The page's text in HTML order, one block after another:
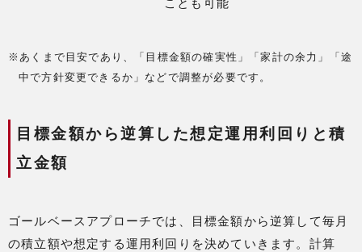
ことも可能
※あくまで目安であり、「目標金額の確実性」「家計の余力」「途
中で方針変更できるか」などで調整が必要です。
目標金額から逆算した想定運用利回りと積
立金額
ゴールベースアプローチでは、目標金額から逆算して毎月
の積立額や想定する運用利回りを決めていきます。計算